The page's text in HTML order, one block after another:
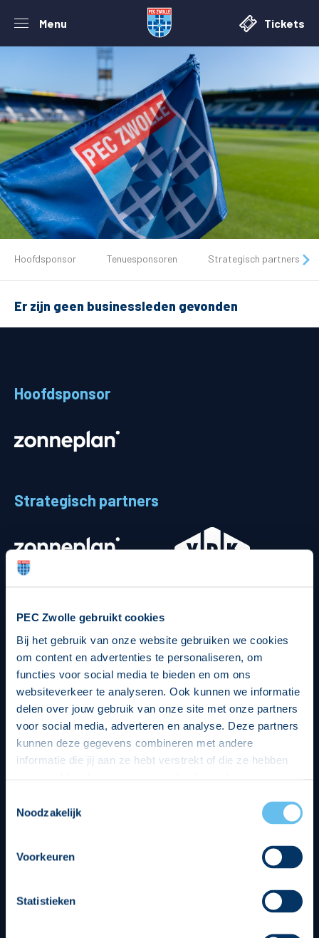
PEC Zwolle gebruikt cookies
Bij het gebruik van onze website gebruiken we cookies
om content en advertenties te personaliseren, om
functies voor social media te bieden en om ons
websiteverkeer te analyseren. Ook kunnen we informatie
delen over jouw gebruik van onze site met onze partners
voor social media, adverteren en analyse. Deze partners
kunnen deze gegevens combineren met andere
informatie die jij aan ze hebt verstrekt of die ze hebben
op een veilige en integere wijze. Je kunt je toestemming
beheren op de privacy- en cookieverklaring pagina.
Noodzakelijk
Voorkeuren
Statistieken
Menu Tickets
De club
Matchdays
MVO & Regio
Hoofdsponsor Tenuesponsoren Strategisch partners
Er zijn geen businessleden gevonden
Hoofdsponsor
Strategisch partners